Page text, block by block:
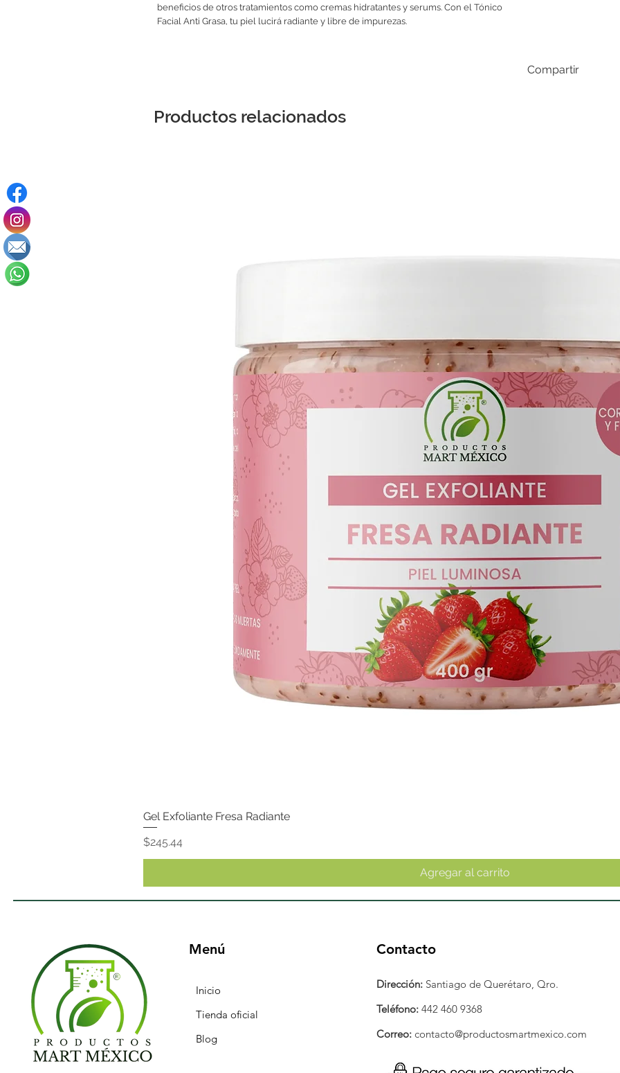
beneficios de otros tratamientos como cremas hidratantes y serums. Con el Tónico
Facial Anti Grasa, tu piel lucirá radiante y libre de impurezas.
Compartir
Productos relacionados
Gel Exfoliante Fresa Radiante
Precio
$245.44
Agregar al carrito
Menú
Inicio
Tienda oficial
Blog
Contacto
Dirección: Santiago de Querétaro, Qro.
Teléfono: 442 460 9368
Correo: contacto@productosmartmexico.com